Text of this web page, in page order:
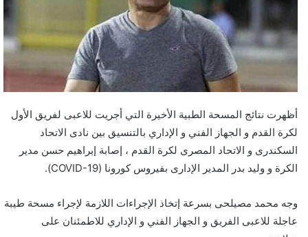
أظهرت نتائج المسحة الطبية الأخيرة التي أجريت للاعبى لفريق الأول
لكرة القدم و الجهاز الفني و الإداري بالتنسيق بين نادى الاتحاد
السكندرى و الاتحاد المصرى لكرة القدم ، إصابة إبراهيم حسن مدير
الكرة و وليد بدر المدير الإدارى بفيروس كورونا (COVID-19).
وجه محمد مصيلحى بسرعة إتخاذ الإجراءات اللازمة لإجراء مسحة طيبة
عاجلة للاعبى الفريق و الجهاز الفني و الإداري للاطمئنان على